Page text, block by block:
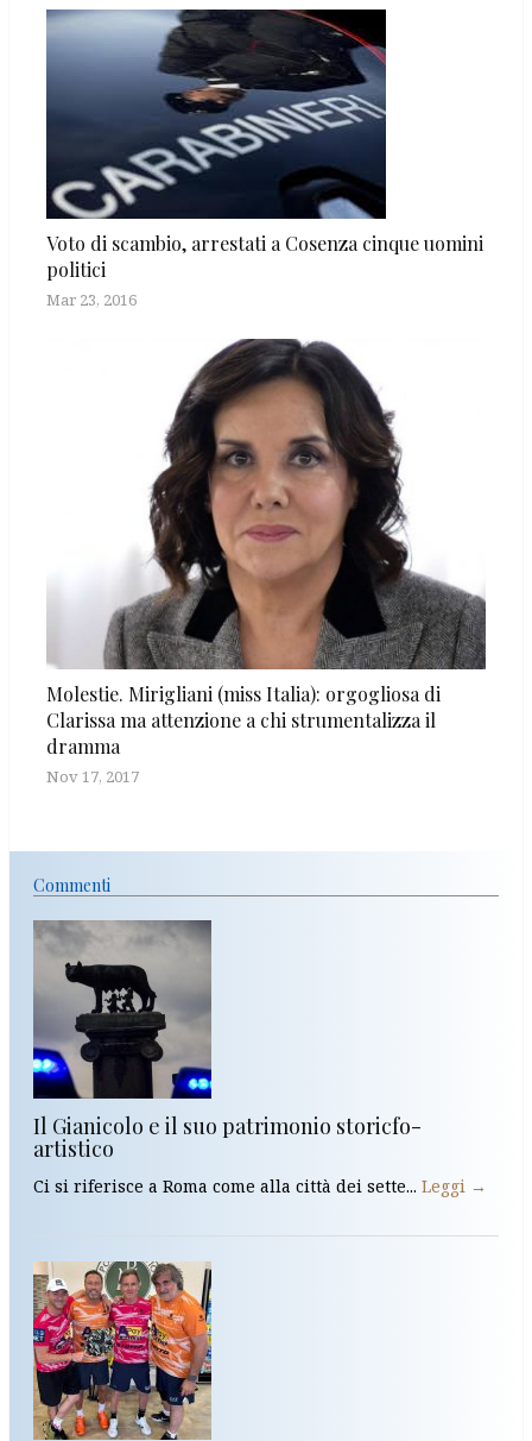
Voto di scambio, arrestati a Cosenza cinque uomini
politici
Mar 23, 2016
Molestie. Mirigliani (miss Italia): orgogliosa di
Clarissa ma attenzione a chi strumentalizza il
dramma
Nov 17, 2017
Commenti
Il Gianicolo e il suo patrimonio storicfo-
artistico
Ci si riferisce a Roma come alla città dei sette... Leggi →